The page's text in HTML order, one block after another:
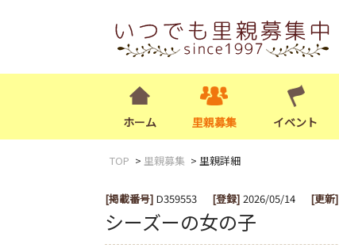
ホーム 里親募集 イベント
TOP 里親募集 里親詳細
[掲載番号] D359553 [登録] 2026/05/14 [更新]
シーズーの女の子